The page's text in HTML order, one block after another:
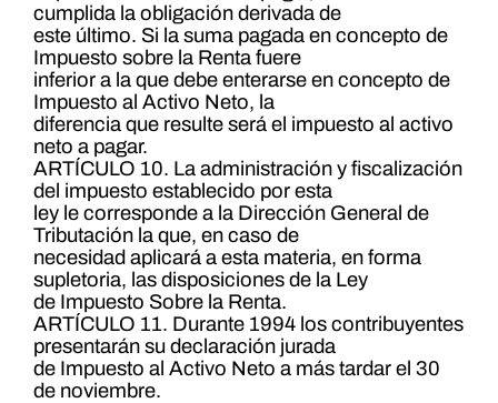
cumplida la obligación derivada de
este último. Si la suma pagada en concepto de
Impuesto sobre la Renta fuere
inferior a la que debe enterarse en concepto de
Impuesto al Activo Neto, la
diferencia que resulte será el impuesto al activo
neto a pagar.
ARTÍCULO 10. La administración y fiscalización
del impuesto establecido por esta
ley le corresponde a la Dirección General de
Tributación la que, en caso de
necesidad aplicará a esta materia, en forma
supletoria, las disposiciones de la Ley
de Impuesto Sobre la Renta.
ARTÍCULO 11. Durante 1994 los contribuyentes
presentarán su declaración jurada
de Impuesto al Activo Neto a más tardar el 30
de noviembre.